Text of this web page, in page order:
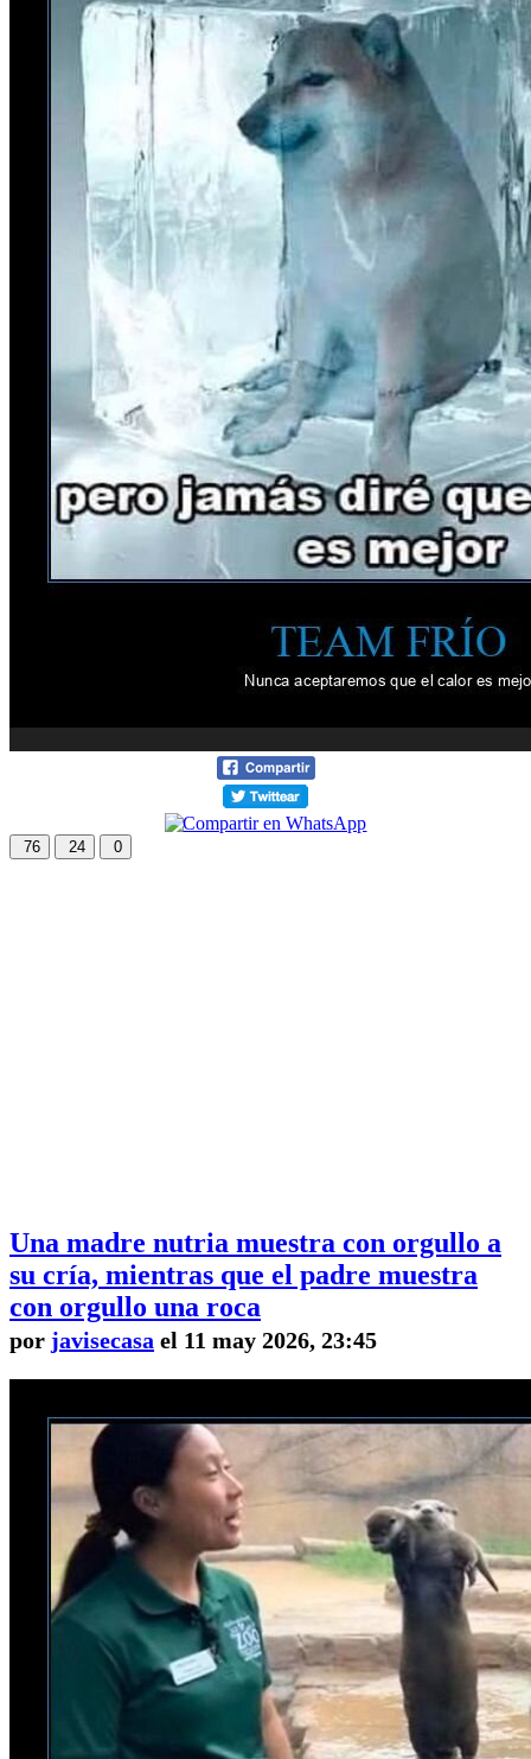
76 24 0
Una madre nutria muestra con orgullo a
su cría, mientras que el padre muestra
con orgullo una roca
por javisecasa el 11 may 2026, 23:45